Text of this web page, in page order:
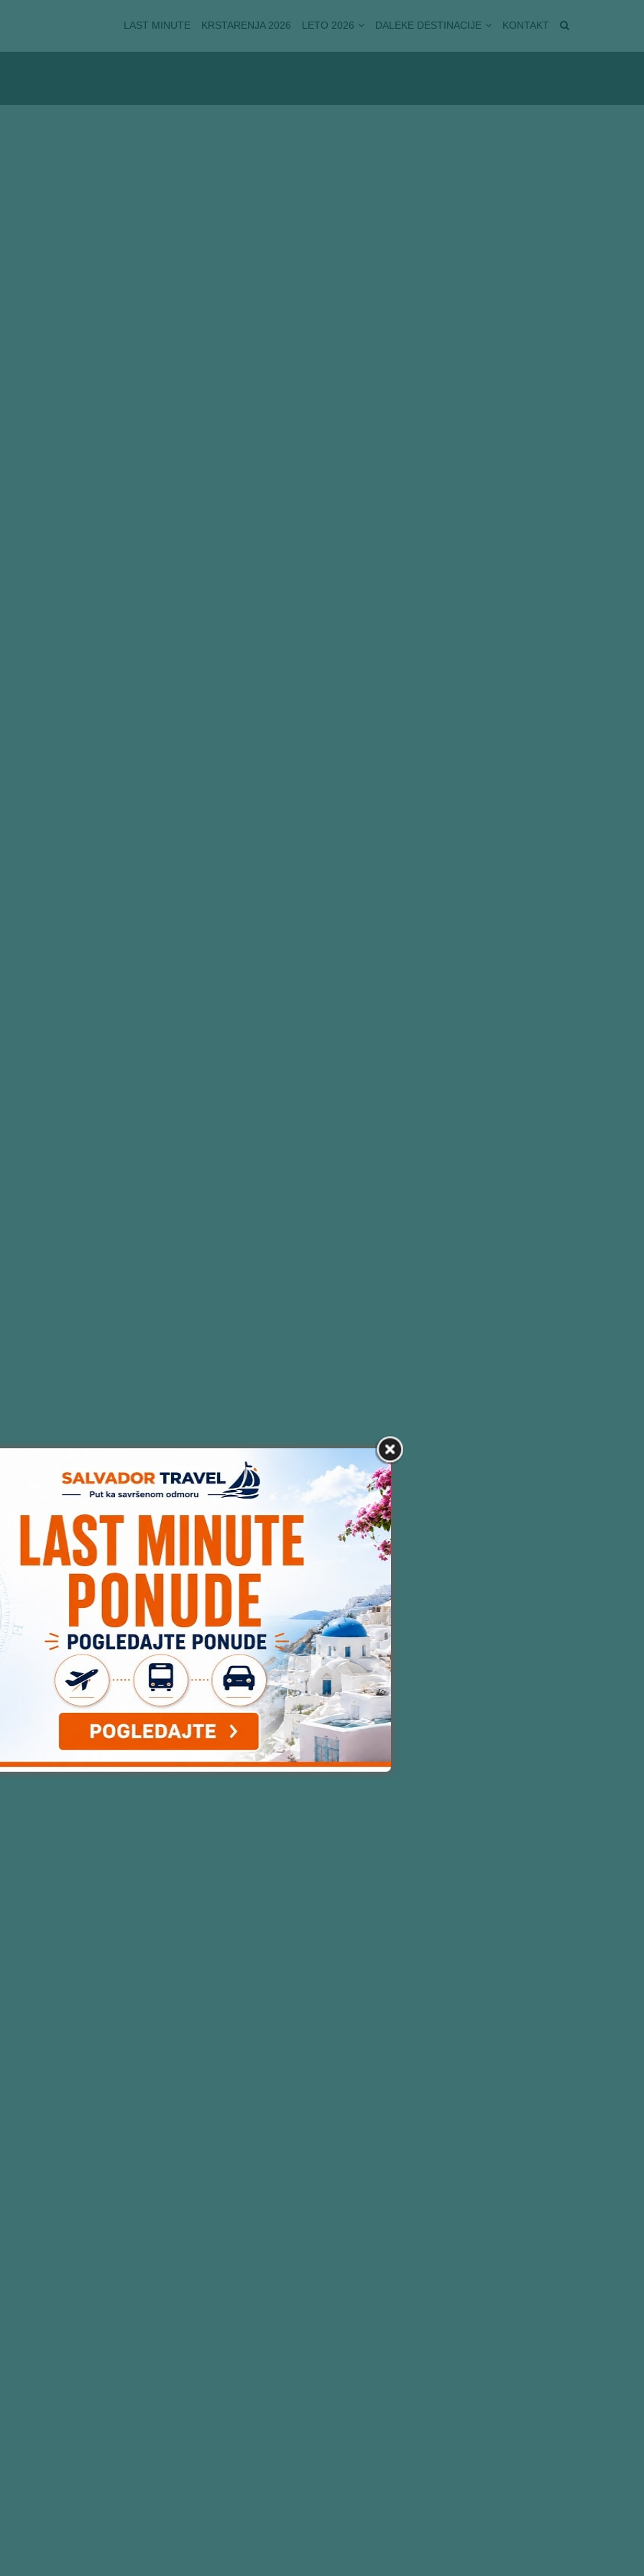
LAST MINUTE KRSTARENJA 2026 LETO 2026 DALEKE DESTINACIJE KONTAKT